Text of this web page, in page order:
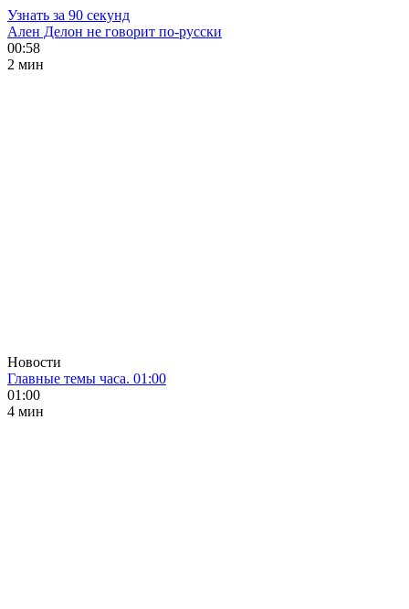
Узнать за 90 секунд
Ален Делон не говорит по-русски
00:58
2 мин
Новости
Главные темы часа. 01:00
01:00
4 мин